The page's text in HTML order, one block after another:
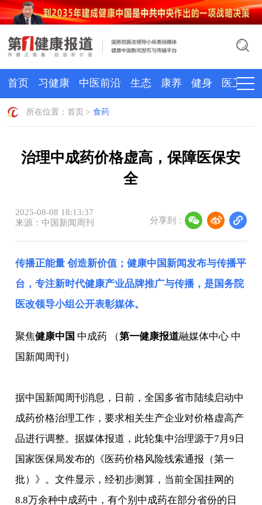
首页 习健康 中医前沿 生态 康养 健身 医卫
所在位置：首页 >食药
治理中成药价格虚高，保障医保安
全
2025-08-08 18:13:37
来源：中国新闻周刊
分享到：
传播正能量 创造新价值；健康中国新闻发布与传播平
台，专注新时代健康产业品牌推广与传播，是国务院
医改领导小组公开表彰媒体。
聚焦健康中国 中成药 （第一健康报道融媒体中心 中
国新闻周刊）
据中国新闻周刊消息，日前，全国多省市陆续启动中
成药价格治理工作，要求相关生产企业对价格虚高产
品进行调整。据媒体报道，此轮集中治理源于7月9日
国家医保局发布的《医药价格风险线索通报（第一
批）》。文件显示，经初步测算，当前全国挂网的
8.8万余种中成药中，有个别中成药在部分省份的日